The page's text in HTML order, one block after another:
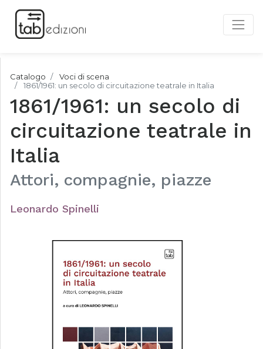
Catalogo
Voci di scena
1861/1961: un secolo di circuitazione teatrale in Italia
1861/1961: un secolo di
circuitazione teatrale in
Italia
Attori, compagnie, piazze
Leonardo Spinelli